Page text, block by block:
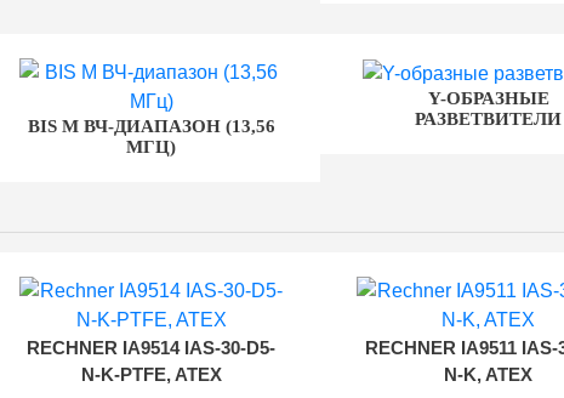
BIS M ВЧ-ДИАПАЗОН (13,56
МГЦ)
Y-ОБРАЗНЫЕ
РАЗВЕТВИТЕЛИ
RECHNER IA9514 IAS-30-D5-
N-K-PTFE, ATEX
RECHNER IA9511 IAS-
N-K, ATEX